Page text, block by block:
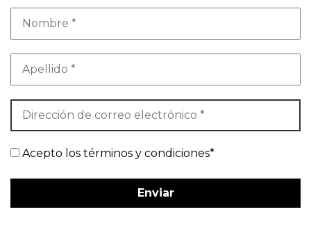
Acepto los términos y condiciones*